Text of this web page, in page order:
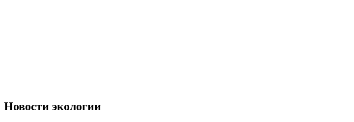
Новости экологии